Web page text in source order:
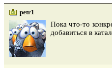
petr1
Пока что-то
добавиться в